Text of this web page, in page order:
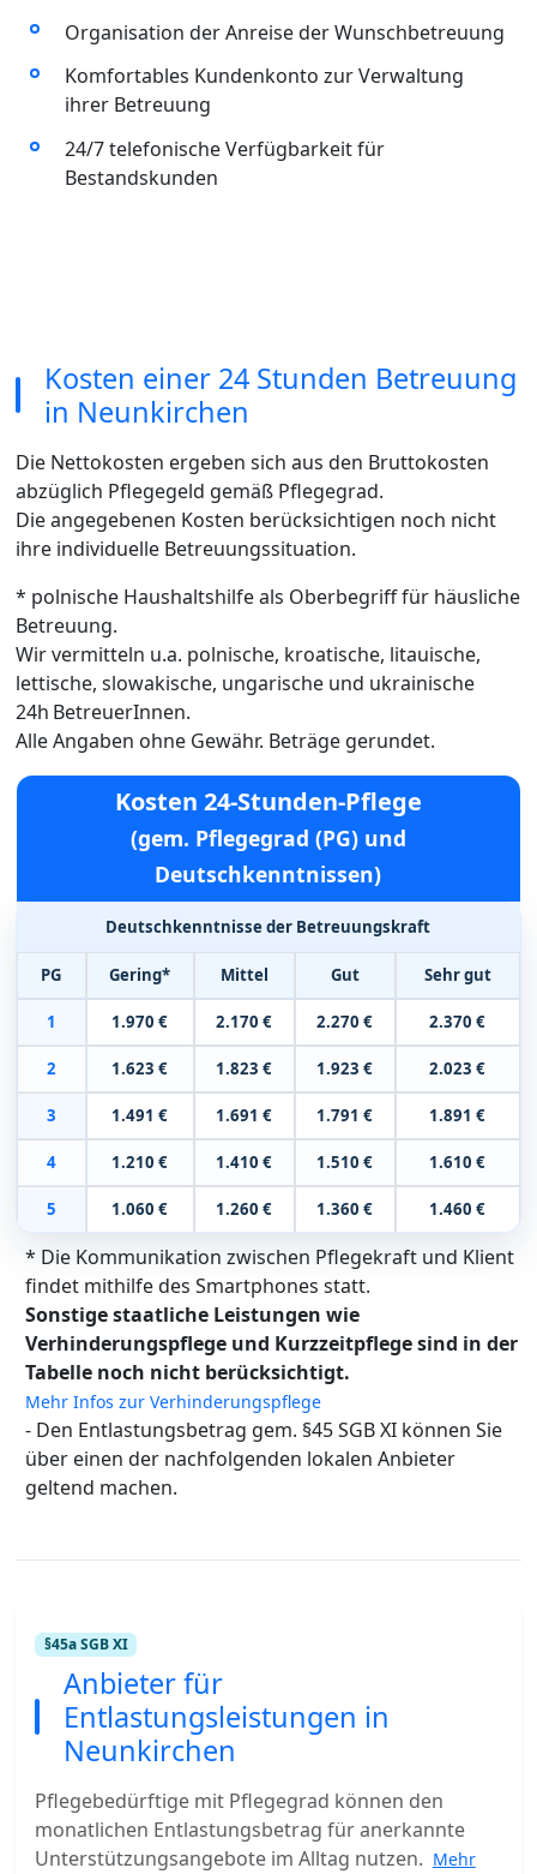
Organisation der Anreise der Wunschbetreuung
Komfortables Kundenkonto zur Verwaltung
ihrer Betreuung
24/7 telefonische Verfügbarkeit für
Bestandskunden
Kosten einer 24 Stunden Betreuung
in Neunkirchen
Die Nettokosten ergeben sich aus den Bruttokosten
abzüglich Pflegegeld gemäß Pflegegrad.
Die angegebenen Kosten berücksichtigen noch nicht
ihre individuelle Betreuungssituation.
* polnische Haushaltshilfe als Oberbegriff für häusliche
Betreuung.
Wir vermitteln u.a. polnische, kroatische, litauische,
lettische, slowakische, ungarische und ukrainische
24h BetreuerInnen.
Alle Angaben ohne Gewähr. Beträge gerundet.
Kosten 24-Stunden-Pflege
(gem. Pflegegrad (PG) und
Deutschkenntnissen)
Deutschkenntnisse der Betreuungskraft
PG Gering* Mittel Gut Sehr gut
1 1.970 € 2.170 € 2.270 € 2.370 €
2 1.623 € 1.823 € 1.923 € 2.023 €
3 1.491 € 1.691 € 1.791 € 1.891 €
4 1.210 € 1.410 € 1.510 € 1.610 €
5 1.060 € 1.260 € 1.360 € 1.460 €
* Die Kommunikation zwischen Pflegekraft und Klient
findet mithilfe des Smartphones statt.
Sonstige staatliche Leistungen wie
Verhinderungspflege und Kurzzeitpflege sind in der
Tabelle noch nicht berücksichtigt.
Mehr Infos zur Verhinderungspflege
- Den Entlastungsbetrag gem. §45 SGB XI können Sie
über einen der nachfolgenden lokalen Anbieter
geltend machen.
§45a SGB XI
Anbieter für
Entlastungsleistungen in
Neunkirchen
Pflegebedürftige mit Pflegegrad können den
monatlichen Entlastungsbetrag für anerkannte
Unterstützungsangebote im Alltag nutzen. Mehr